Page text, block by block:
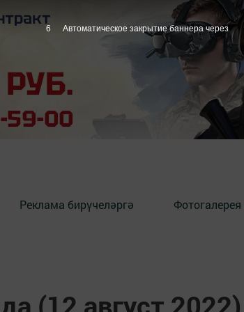
Реклама бирүчеләргә Фотогалерея
(12 август 2022)
5 Автоматическое закрытие баннера через